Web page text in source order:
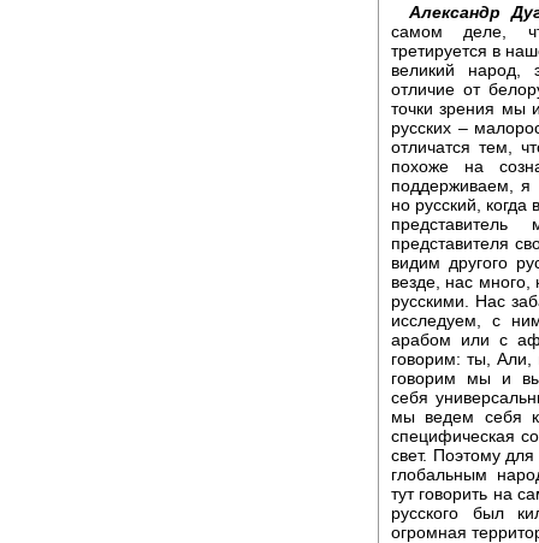
Александр
самом деле,
третируется в
великий народ,
отличие от
точки зрения мы
русских –
отличатся тем,
похоже на
поддерживаем, я
но русский,
представителя
видим другого
везде, нас
русскими. Нас
исследуем, с
арабом или с
говорим: ты, Али,
говорим мы и
себя
мы ведем себя
специфическая
свет. Поэтому
глобальным
тут говорить на
русского был
огромная